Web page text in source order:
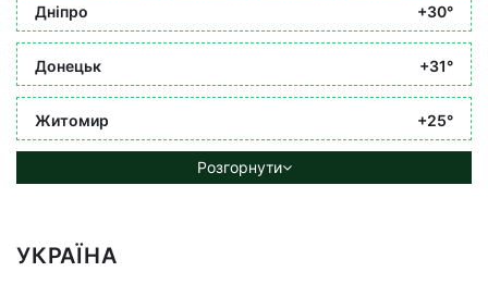
Дніпро +30°
Донецьк +31°
Житомир +25°
Розгорнути
УКРАЇНА